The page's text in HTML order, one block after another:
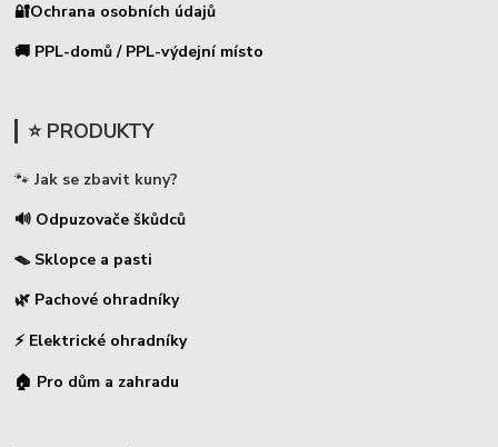
🔐Ochrana osobních údajů
🚚 PPL-domů / PPL-výdejní místo
⭐ PRODUKTY
🐾 Jak se zbavit kuny?
🔊 Odpuzovače škůdců
🪤 Sklopce a pasti
🌿 Pachové ohradníky
⚡ Elektrické ohradníky
🏠 Pro dům a zahradu